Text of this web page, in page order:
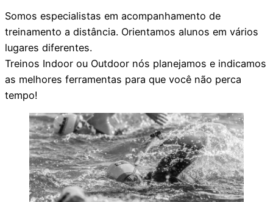
Somos especialistas em acompanhamento de
treinamento a distância. Orientamos alunos em vários
lugares diferentes.
Treinos Indoor ou Outdoor nós planejamos e indicamos
as melhores ferramentas para que você não perca
tempo!